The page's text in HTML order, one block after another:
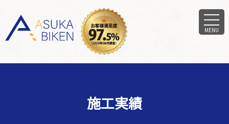
MENU
施工実績